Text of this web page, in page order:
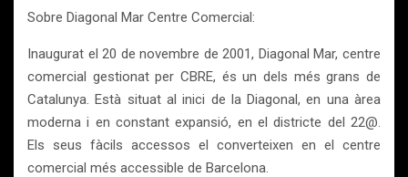
Sobre Diagonal Mar Centre Comercial:
Inaugurat el 20 de novembre de 2001, Diagonal Mar, centre
comercial gestionat per CBRE, és un dels més grans de
Catalunya. Està situat al inici de la Diagonal, en una àrea
moderna i en constant expansió, en el districte del 22@.
Els seus fàcils accessos el converteixen en el centre
comercial més accessible de Barcelona.